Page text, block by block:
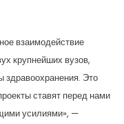
взаимодействие
крупнейших вузов,
здравоохранения. Это
ставят перед нами
усилиями», —